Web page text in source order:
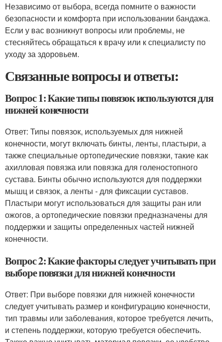
Независимо от выбора, всегда помните о важности
безопасности и комфорта при использовании бандажа.
Если у вас возникнут вопросы или проблемы, не
стесняйтесь обращаться к врачу или к специалисту по
уходу за здоровьем.
Связанные вопросы и ответы:
Вопрос 1: Какие типы повязок используются для
нижней конечности
Ответ: Типы повязок, используемых для нижней
конечности, могут включать бинты, ленты, пластыри, а
также специальные ортопедические повязки, такие как
ахилловая повязка или повязка для голеностопного
сустава. Бинты обычно используются для поддержки
мышц и связок, а ленты - для фиксации суставов.
Пластыри могут использоваться для защиты ран или
ожогов, а ортопедические повязки предназначены для
поддержки и защиты определенных частей нижней
конечности.
Вопрос 2: Какие факторы следует учитывать при
выборе повязки для нижней конечности
Ответ: При выборе повязки для нижней конечности
следует учитывать размер и конфигурацию конечности,
тип травмы или заболевания, которое требуется лечить,
и степень поддержки, которую требуется обеспечить.